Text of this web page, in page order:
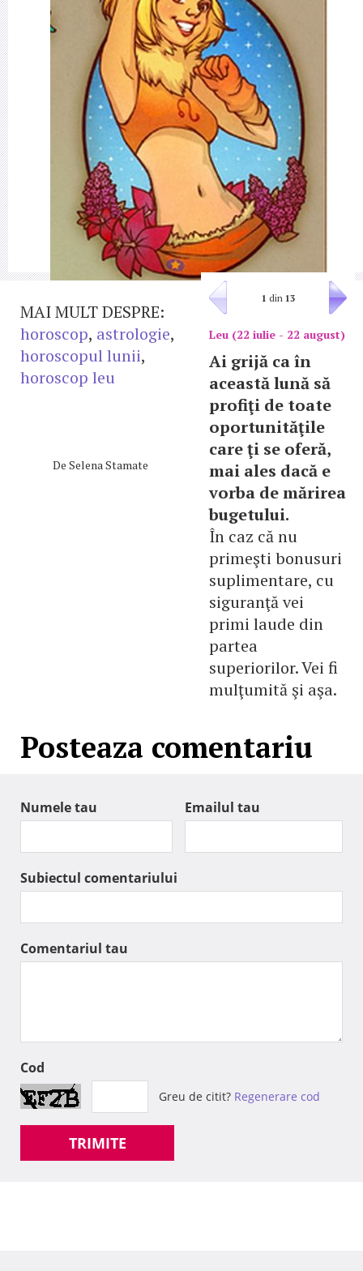
1 din 13
Leu (22 iulie - 22 august)
Ai grijă ca în
această lună să
profiţi de toate
oportunităţile
care ţi se oferă,
mai ales dacă e
vorba de mărirea
bugetului.
În caz că nu
primeşti bonusuri
suplimentare, cu
siguranţă vei
primi laude din
partea
superiorilor. Vei fi
mulţumită şi aşa.
MAI MULT DESPRE:
horoscop, astrologie,
horoscopul lunii,
horoscop leu
De Selena Stamate
Posteaza comentariu
Numele tau Emailul tau
Subiectul comentariului
Comentariul tau
Cod
Greu de citit? Regenerare cod
TRIMITE